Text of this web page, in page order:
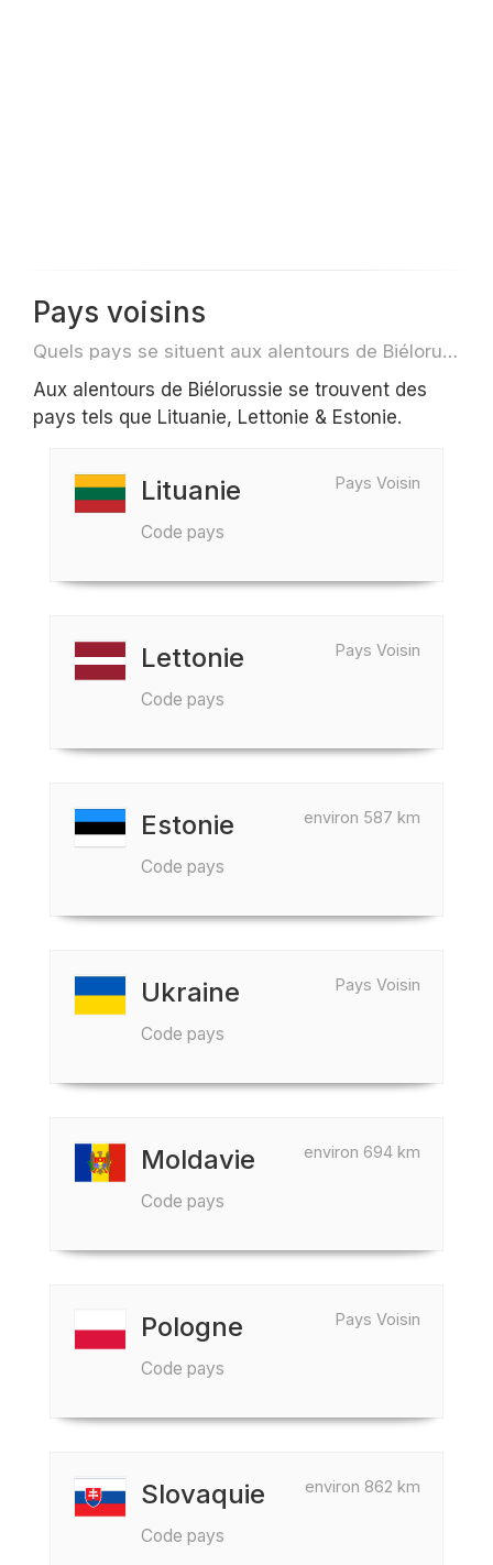
Pays voisins
Quels pays se situent aux alentours de Biélorussie par exemple pour des voyage ou des vols
Aux alentours de Biélorussie se trouvent des
pays tels que Lituanie, Lettonie & Estonie.
Pays Voisin
Lituanie
Code pays
Pays Voisin
Lettonie
Code pays
environ 587 km
Estonie
Code pays
Pays Voisin
Ukraine
Code pays
environ 694 km
Moldavie
Code pays
Pays Voisin
Pologne
Code pays
environ 862 km
Slovaquie
Code pays